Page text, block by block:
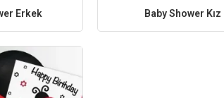
Misafirler, anne adayına ya da bebeğe
adayının hem de misafirlerin keyifli bir gün
gelecektir. Planlamaya başlamak için en iyi zamanı
Erkek Baby Shower Kız